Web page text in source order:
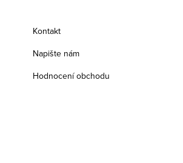
Kontakt
Napište nám
Hodnocení obchodu